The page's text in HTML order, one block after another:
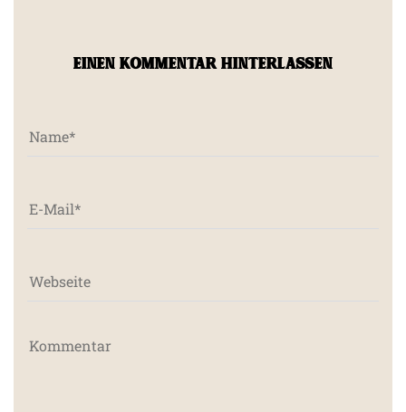
EINEN KOMMENTAR HINTERLASSEN